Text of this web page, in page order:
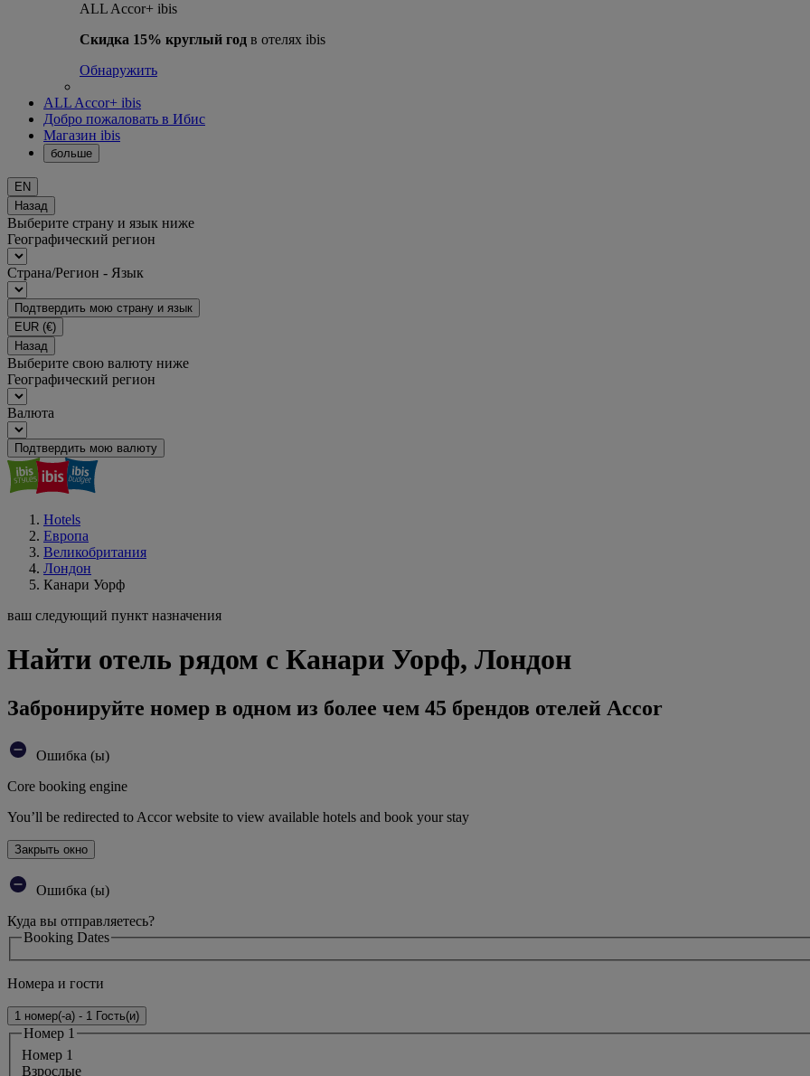
ALL Accor+ ibis
Скидка 15% круглый год в отелях ibis
Обнаружить
ALL Accor+ ibis
Добро пожаловать в Ибис
Магазин ibis
больше
EN
Назад
Выберите страну и язык ниже
Географический регион
Страна/Регион - Язык
Подтвердить мою страну и язык
EUR (€)
Назад
Выберите свою валюту ниже
Географический регион
Валюта
Подтвердить мою валюту
Hotels
Европа
Великобритания
Лондон
Канари Уорф
ваш следующий пункт назначения
Найти отель рядом с Канари Уорф, Лондон
Забронируйте номер в одном из более чем 45 брендов отелей Accor
Ошибка (ы)
Core booking engine
You’ll be redirected to Accor website to view available hotels and book your stay
Закрыть окно
Ошибка (ы)
Куда вы отправляетесь?
Booking Dates
Номера и гости
1 номер(-а) - 1 Гость(и)
Номер 1
Номер 1
Bзрослые